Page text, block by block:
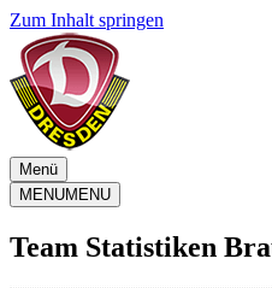
Zum Inhalt springen
Menü
MENUMENU
Team Statistiken